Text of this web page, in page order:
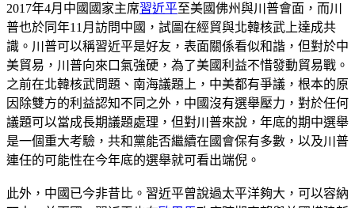
2017年4月中國國家主席習近平至美國佛州與川普會面，而川
普也於同年11月訪問中國，試圖在經貿與北韓核武上達成共
識。川普可以稱習近平是好友，表面關係看似和諧，但對於中
美貿易，川普向來口氣強硬，為了美國利益不惜發動貿易戰。
之前在北韓核武問題、南海議題上，中美都有爭議，根本的原
因除雙方的利益認知不同之外，中國沒有選舉壓力，對於任何
議題可以當成長期議題處理，但對川普來說，年底的期中選舉
是一個重大考驗，共和黨能否繼續在國會保有多數，以及川普
連任的可能性在今年底的選舉就可看出端倪。
此外，中國已今非昔比。習近平曾說過太平洋夠大，可以容納